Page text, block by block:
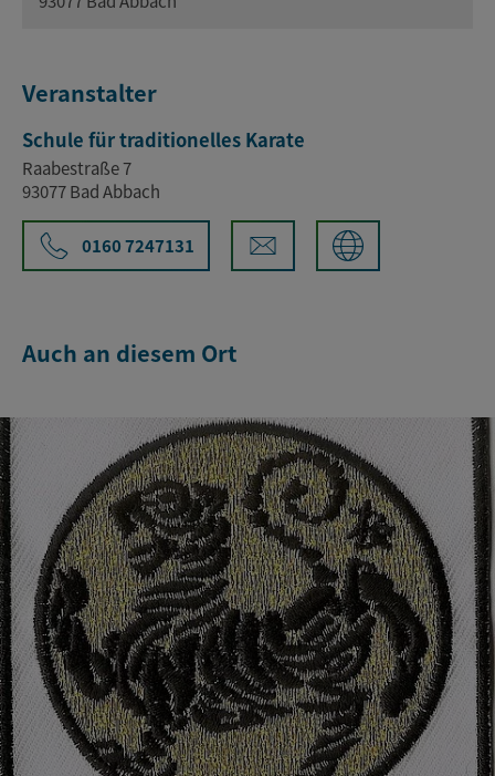
Veranstalter
Schule für traditionelles Karate
Raabestraße 7
93077 Bad Abbach
0160 7247131
Auch an diesem Ort